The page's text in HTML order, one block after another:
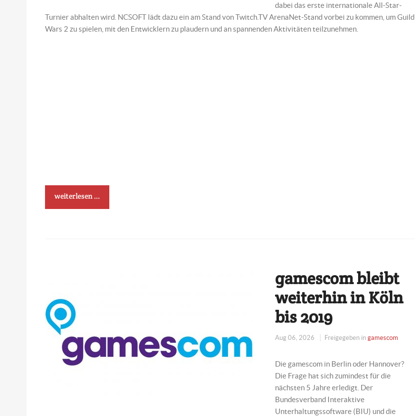
dabei das erste internationale All-Star-
Turnier abhalten wird. NCSOFT lädt dazu ein am Stand von Twitch.TV ArenaNet-Stand vorbei zu kommen, um Guild
Wars 2 zu spielen, mit den Entwicklern zu plaudern und an spannenden Aktivitäten teilzunehmen.
weiterlesen ...
gamescom bleibt
weiterhin in Köln
bis 2019
Aug 06, 2026 Freigegeben in gamescom
Die gamescom in Berlin oder Hannover?
Die Frage hat sich zumindest für die
nächsten 5 Jahre erledigt. Der
Bundesverband Interaktive
Unterhaltungssoftware (BIU) und die